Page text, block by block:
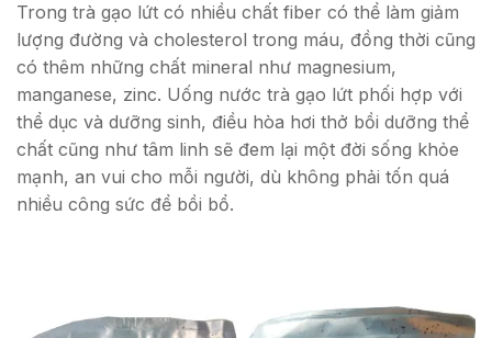
Trong trà gạo lứt có nhiều chất fiber có thể làm giảm
lượng đường và cholesterol trong máu, đồng thời cũng
có thêm những chất mineral như magnesium,
manganese, zinc. Uống nước trà gạo lứt phối hợp với
thể dục và dưỡng sinh, điều hòa hơi thở bồi dưỡng thể
chất cũng như tâm linh sẽ đem lại một đời sống khỏe
mạnh, an vui cho mỗi người, dù không phải tốn quá
nhiều công sức để bồi bổ.